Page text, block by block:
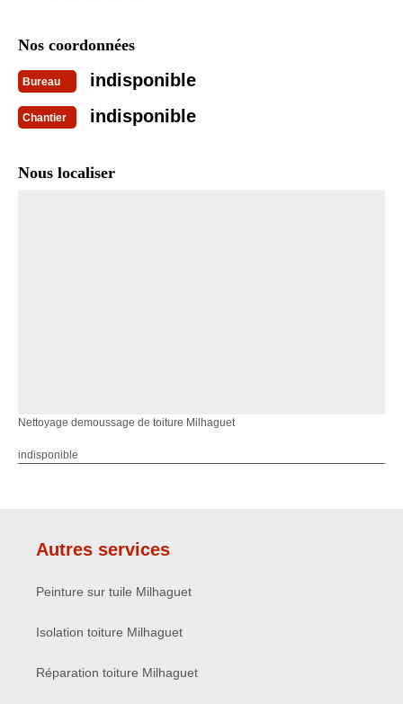
Nos coordonnées
Bureau indisponible
Chantier indisponible
Nous localiser
Nettoyage demoussage de toiture Milhaguet
indisponible
Autres services
Peinture sur tuile Milhaguet
Isolation toiture Milhaguet
Réparation toiture Milhaguet